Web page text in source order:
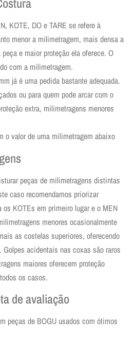
KOTE, DO e TARE se refere à
menor a milimetragem, mais densa a
e maior proteção ela oferece. O
com a milimetragem.
já é uma pedida bastante adequada.
ou para quem pode arcar com o
extra, milimetragens menores
o valor de uma milimetragem abaixo
peças de milimetragens distintas
caso recomendamos priorizar
os KOTEs em primeiro lugar e o MEN
menores ocasionalmente
as costelas superiores, oferecendo
Golpes acidentais nas coxas são raros
maiores oferecem proteção
os casos.
de avaliação
peças de BOGU usados com ótimos